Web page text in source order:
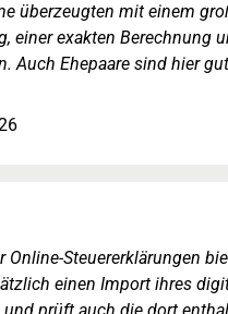
überzeugten mit einem
einer exakten Berechnung
Auch Ehepaare sind hier gut
Online-Steuererklärungen
einen Import ihres